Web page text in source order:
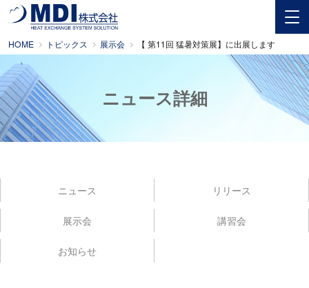
HOME トピックス 展示会 【 第11回 猛暑対策展】に出展します
ニュース詳細
ニュース リリース
展示会 講習会
お知らせ